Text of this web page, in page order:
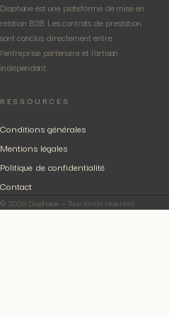
Diaphane est une plateforme de mise en
relation B2B. Les contrats de prestation
sont conclus directement entre
l'entreprise partenaire et l'artisan
indépendant.
RESSOURCES
Conditions générales
Mentions légales
Politique de confidentialité
Contact
© 2026 Diaphane — Tous droits réservés